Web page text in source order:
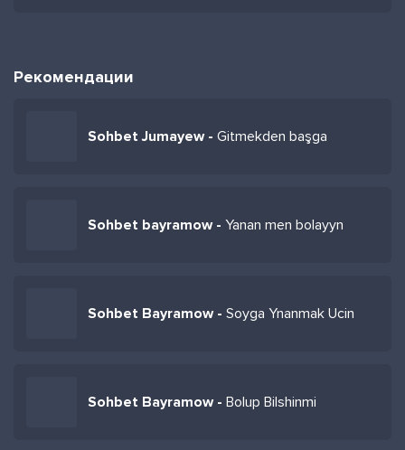
Рекомендации
Sohbet Jumayew - Gitmekden başga
Sohbet bayramow - Yanan men bolayyn
Sohbet Bayramow - Soyga Ynanmak Ucin
Sohbet Bayramow - Bolup Bilshinmi